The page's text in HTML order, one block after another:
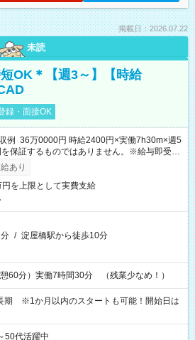
掲載日：2026.07.22
未読
OK＊【週3～】【時給
録・面接OK
例 36万0000円 時給2400円×実働7h30m×週5
保証するものではありません。※給与即受取
（利用条件有）
あり
円を上限として実費支給
/ 淀屋橋駅から徒歩10分
60分）実働7時間30分 （残業少なめ！）
期 ※1か月以内のスタートも可能！開始日は
50代活躍中